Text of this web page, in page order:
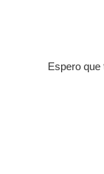
Espero que